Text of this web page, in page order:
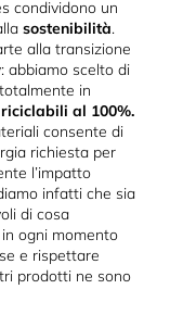
condividono un
sostenibilità.
alla transizione
abbiamo scelto di
in
riciclabili al 100%.
consente di
richiesta per
l’impatto
infatti che sia
di cosa
ogni momento
e rispettare
prodotti ne sono